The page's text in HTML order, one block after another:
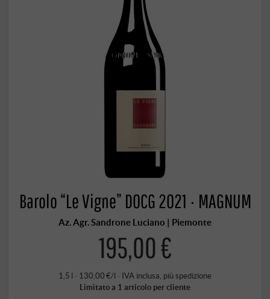
Barolo “Le Vigne” DOCG 2021 · MAGNUM
Az. Agr. Sandrone Luciano | Piemonte
195,00 €
1,5 l · 130,00 €/l · IVA inclusa, più spedizione
Limitato a 1 articolo per cliente